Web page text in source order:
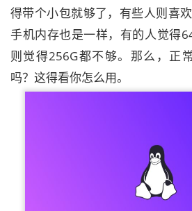
得带个小包就够了，有些人则喜
手机内存也是一样，有的人觉得
则觉得256G都不够。那么，正
吗？这得看你怎么用。